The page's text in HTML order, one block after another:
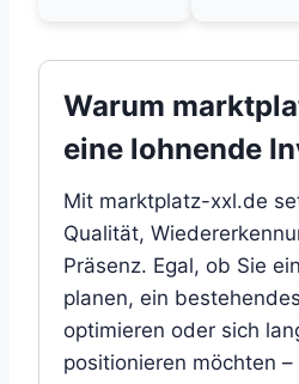
Warum
eine lohnende
Mit marktplatz-xxl.de
Qualität,
Präsenz. Egal, ob Sie
planen, ein
optimieren oder sich
positionieren möchten